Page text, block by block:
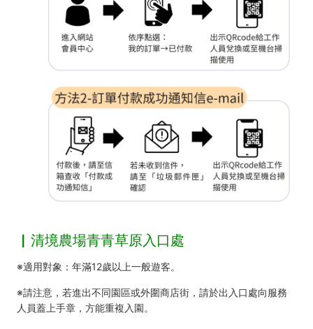
▏清境農場青青草原入口處
※適用對象：年滿12歲以上一般遊客。
※請注意，若進出不同園區或外圍商店街，請於出入口處向服務
人員蓋上手章，方能重複入園。